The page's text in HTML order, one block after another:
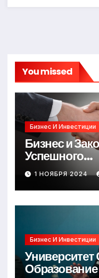
You missed
Бизнес И Инвестиции
Бизнес и
Успешного
1 НОЯБРЯ 2024
Бизнес И Инвестиции
Университет